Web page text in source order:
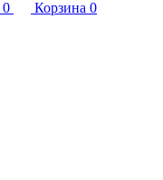
0 Корзина 0